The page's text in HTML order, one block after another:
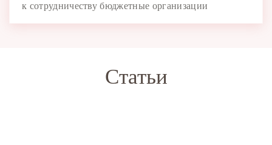
к сотрудничеству бюджетные организации
Статьи